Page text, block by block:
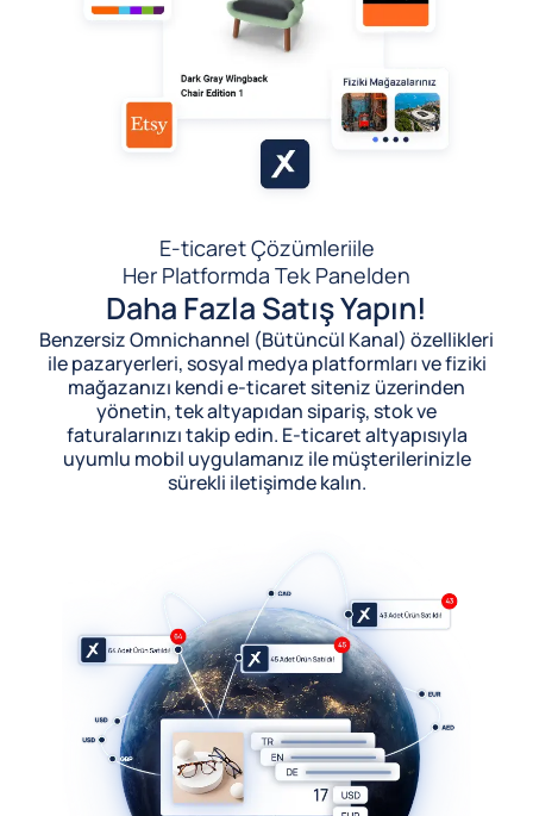
E-ticaret Çözümleriile
Her Platformda Tek Panelden
Daha Fazla Satış Yapın!
Benzersiz Omnichannel (Bütüncül Kanal) özellikleri
ile pazaryerleri, sosyal medya platformları ve fiziki
mağazanızı kendi e-ticaret siteniz üzerinden
yönetin, tek altyapıdan sipariş, stok ve
faturalarınızı takip edin. E-ticaret altyapısıyla
uyumlu mobil uygulamanız ile müşterilerinizle
sürekli iletişimde kalın.